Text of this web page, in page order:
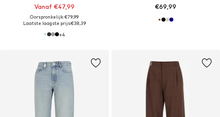
Vanaf €47,99
Oorspronkelijk: €79,99
Laatste laagste prijs:€38,39
+4
€69,99